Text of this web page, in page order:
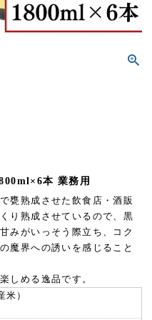
本 業務用
甕熟成させた飲食店・酒販
り熟成させているので、黒
みがいっそう際立ち、コク
魔界への誘いを感じること
しめる逸品です。
米）